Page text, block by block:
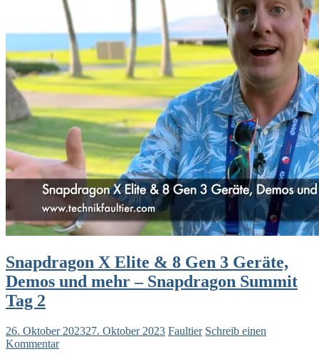
Snapdragon X Elite & 8 Gen 3 Geräte,
Demos und mehr – Snapdragon Summit
Tag 2
26. Oktober 202327. Oktober 2023 Faultier Schreib einen
Kommentar